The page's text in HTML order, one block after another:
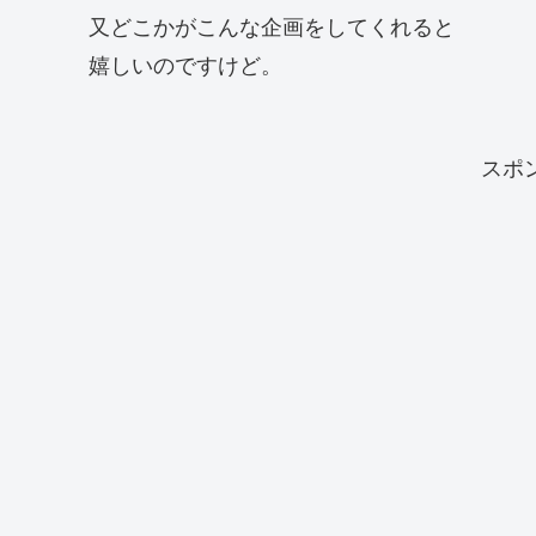
又どこかがこんな企画をしてくれると
嬉しいのですけど。
スポ